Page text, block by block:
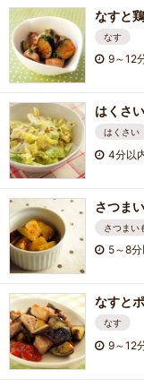
なすと
なす
9～12
はくさ
はくさい
4分以
さつま
さつまい
5～8
なすと
なす
9～12